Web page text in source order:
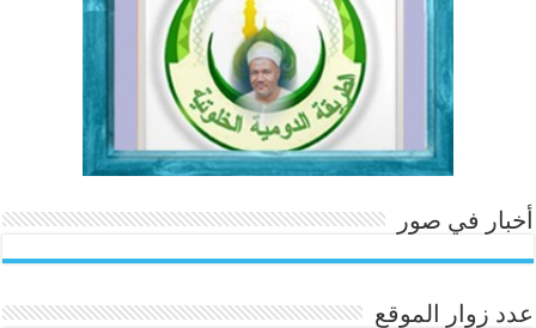
m
أخبار في صور
عدد زوار الموقع